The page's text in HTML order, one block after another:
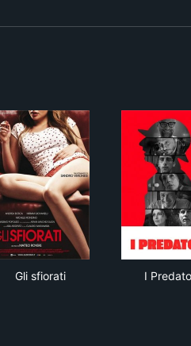
Gli sfiorati I